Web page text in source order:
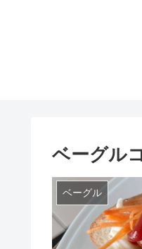
ベーグル
ベーグル